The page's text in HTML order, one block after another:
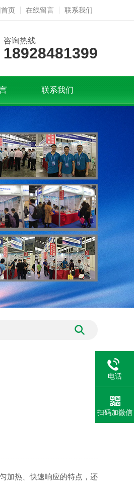
页 在线留言 联系我们
咨询热线
18928481399
联系我们
加热、快速响应的特点，还
电话
扫码加微信